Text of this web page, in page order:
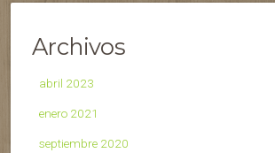
Archivos
abril 2023
enero 2021
septiembre 2020